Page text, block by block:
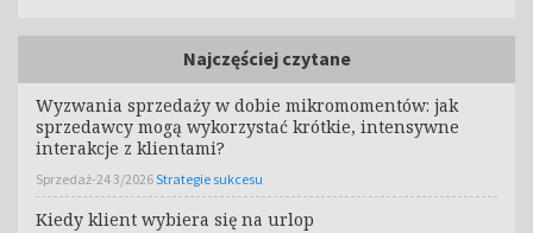
Najczęściej czytane
Wyzwania sprzedaży w dobie mikromomentów: jak
sprzedawcy mogą wykorzystać krótkie, intensywne
interakcje z klientami?
Sprzedaż-24 3/2026Strategie sukcesu
Kiedy klient wybiera się na urlop